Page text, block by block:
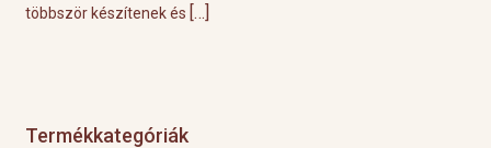
többször készítenek és […]
Termékkategóriák